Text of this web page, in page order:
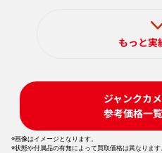
もっと実
ジャンクカ
参考価格一
※画像はイメージとなります。
※状態や付属品の有無によって買取価格は異なります